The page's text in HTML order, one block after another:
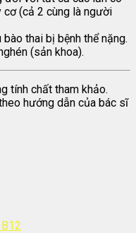
cơ (cả 2 cùng là người
thai bị bệnh thể nặng.
(sản khoa).
tính chất tham khảo.
hướng dẫn của bác sĩ